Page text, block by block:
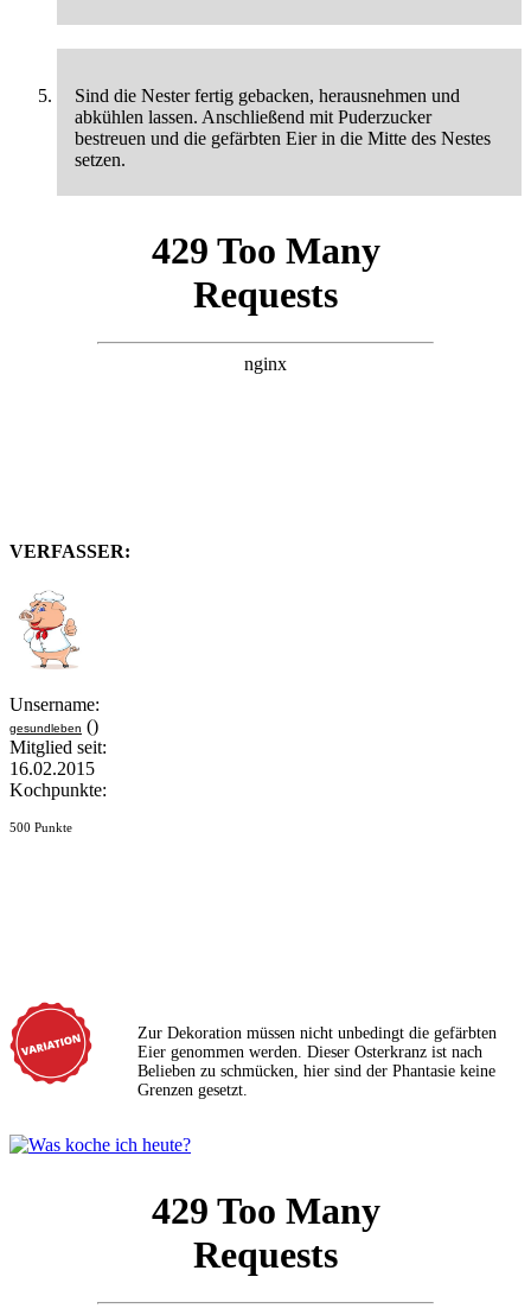
Sind die Nester fertig gebacken, herausnehmen und
abkühlen lassen. Anschließend mit Puderzucker
bestreuen und die gefärbten Eier in die Mitte des Nestes
setzen.
VERFASSER:
Unsername:
gesundleben ()
Mitglied seit:
16.02.2015
Kochpunkte:
500 Punkte
Zur Dekoration müssen nicht unbedingt die gefärbten
Eier genommen werden. Dieser Osterkranz ist nach
Belieben zu schmücken, hier sind der Phantasie keine
Grenzen gesetzt.